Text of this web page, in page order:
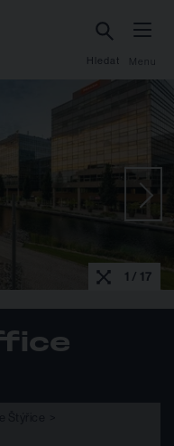
Hledat Menu
1 / 17